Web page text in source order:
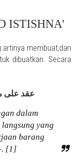
ISTISHNA'
artinya membuat,dan
dibuatkan. Secara
عقد على
dalam
yang
barang
. [1]